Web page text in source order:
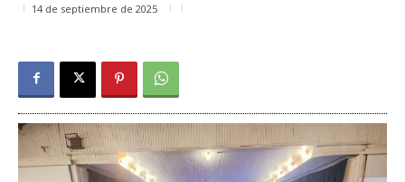
14 de septiembre de 2025